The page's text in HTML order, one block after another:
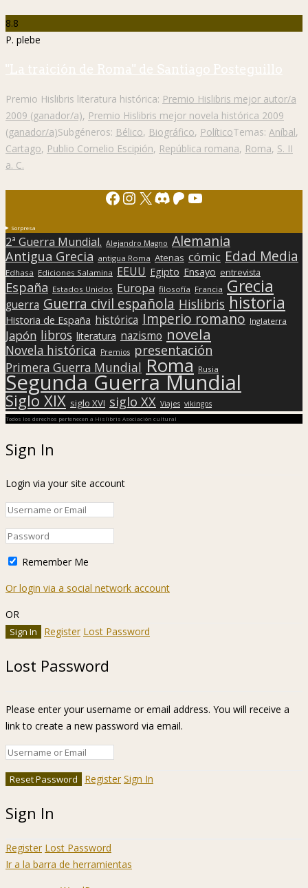
8.8
P. plebe
"La traición de Roma" de Santiago Posteguillo
Premio Hislibris literatura histórica: Premio Hislibris mejor autor/a
2009 (ganador/a), Premio Hislibris mejor novela histórica 2009
(ganador/a)Subgéneros: Bélico, Biográfico, PolíticoTemas: Aníbal,
Cartago, Publio Cornelio Escipión, República romana, Roma, S. II
a. C.
Facebook
Instagram
X Discord
Patreon
YouTube
Sorpresa
2ª Guerra Mundial. Alejandro Magno Alemania
Antigua Grecia antigua Roma Atenas cómic Edad Media
Edhasa Ediciones Salamina EEUU Egipto Ensayo entrevista
España Estados Unidos Europa filosofía Francia Grecia
guerra Guerra civil española Hislibris historia
Historia de España histórica Imperio romano Inglaterra
Japón libros literatura nazismo novela
Novela histórica Premios presentación
Primera Guerra Mundial Roma Rusia
Segunda Guerra Mundial
Siglo XIX siglo XVI siglo XX Viajes vikingos
Todos los derechos pertenecen a Hislibris Asociación cultural
Sign In
Login via your site account
Remember Me
Or login via a social network account
OR
Register Lost Password
Lost Password
Please enter your username or email address. You will receive a
link to create a new password via email.
Register Sign In
Sign In
Register Lost Password
Ir a la barra de herramientas